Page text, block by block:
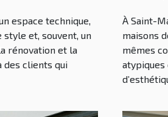
espace technique,
style et, souvent, un
rénovation et la
des clients qui
À Saint-
maisons
mêmes
atypiques